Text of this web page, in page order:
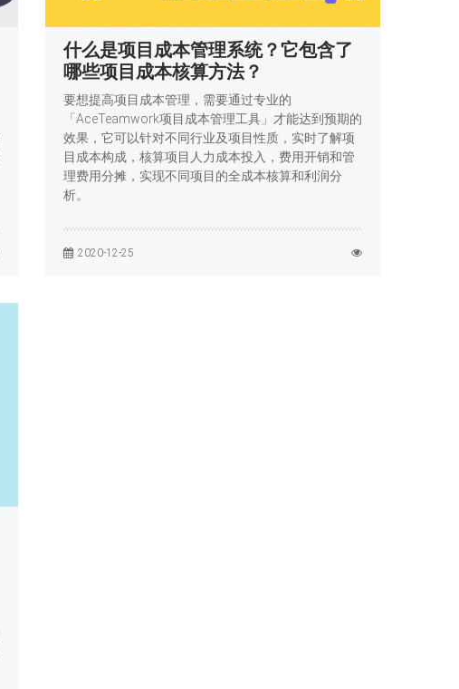
什么是项目成本管理系统？它包含了
哪些项目成本核算方法？
要想提高项目成本管理，需要通过专业的
「AceTeamwork项目成本管理工具」才能达到预期的
效果，它可以针对不同行业及项目性质，实时了解项
目成本构成，核算项目人力成本投入，费用开销和管
理费用分摊，实现不同项目的全成本核算和利润分
析。
2020-12-25